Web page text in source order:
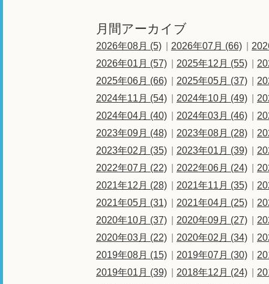
月間アーカイブ
2026年08月 (5) 2026年07月 (66)
2026年01月 (57)
2025年12月 (55)
2025年06月 (66)
2025年05月 (37)
2024年11月 (54)
2024年10月 (49)
2024年04月 (40)
2024年03月 (46)
2023年09月 (48)
2023年08月 (28)
2023年02月 (35)
2023年01月 (39)
2022年07月 (22)
2022年06月 (24)
2021年12月 (28)
2021年11月 (35)
2021年05月 (31)
2021年04月 (25)
2020年10月 (37)
2020年09月 (27)
2020年03月 (22)
2020年02月 (34)
2019年08月 (15)
2019年07月 (30)
2019年01月 (39)
2018年12月 (24)